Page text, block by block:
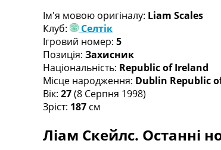
Чемпіонат Світу. Турнирні
Таблиця УПЛ
Перша Ліга
Таблиця АПЛ
Таблиця Ла Ліги
Таблиця Ліги Чемпіонів
Всі таблиці >>>
Рейтинги
Рейтинг клубів УЄФА
Рейтинг ФІФА
Ім'я мовою оригіналу: Liam Scales
Клуб:
Селтік
Ігровий номер: 5
Позиція: Захисник
Національність: Republic of Ireland
Місце народження: Dublin Republic
Вік: 27(8 Серпня 1998)
Зріст: 187 см
Ліам Скейлс. Останні